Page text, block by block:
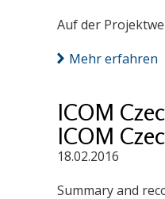
Auf der
Mehr erfahren
ICOM
ICOM
18.02.2016
Summary and